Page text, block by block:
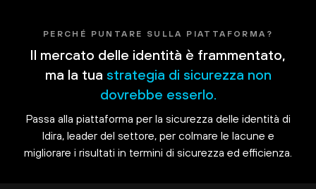
PERCHÉ PUNTARE SULLA PIATTAFORMA?
Il mercato delle identità è frammentato,
ma la tua strategia di sicurezza non
dovrebbe esserlo.
Passa alla piattaforma per la sicurezza delle identità di
Idira, leader del settore, per colmare le lacune e
migliorare i risultati in termini di sicurezza ed efficienza.